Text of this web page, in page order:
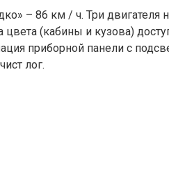
– 86 км / ч. Три двигателя
(кабины и кузова)
приборной панели с
лог.